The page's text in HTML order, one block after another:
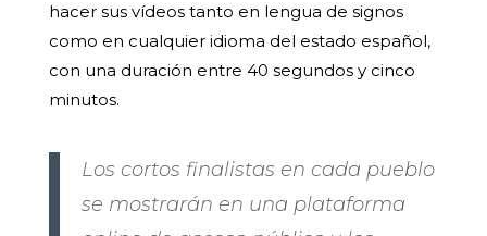
hacer sus vídeos tanto en lengua de signos
como en cualquier idioma del estado español,
con una duración entre 40 segundos y cinco
minutos.
Los cortos finalistas en cada pueblo
se mostrarán en una plataforma